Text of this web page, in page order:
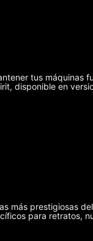
tus máquinas
disponible en
más prestigiosas
para retratos,